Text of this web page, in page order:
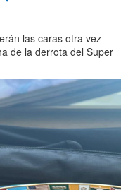
las caras otra vez
de la derrota del Super